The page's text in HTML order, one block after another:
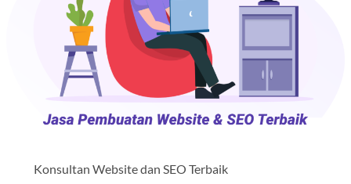
Konsultan Website dan SEO Terbaik